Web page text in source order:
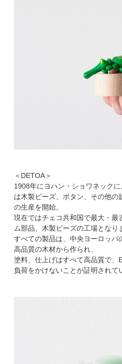
＜DETOA＞
1908年にヨハン・ショワネック
は木製ビーズ、ボタン、その他の
の生産を開始。
現在ではチェコ共和国で最大・最
ム部品、木製ビーズの工場となり
すべての製品は、中央ヨーロッパ
高品質の木材から作られ、
塗料、仕上げはすべて高品質で、
負荷をかけないことが証明されて